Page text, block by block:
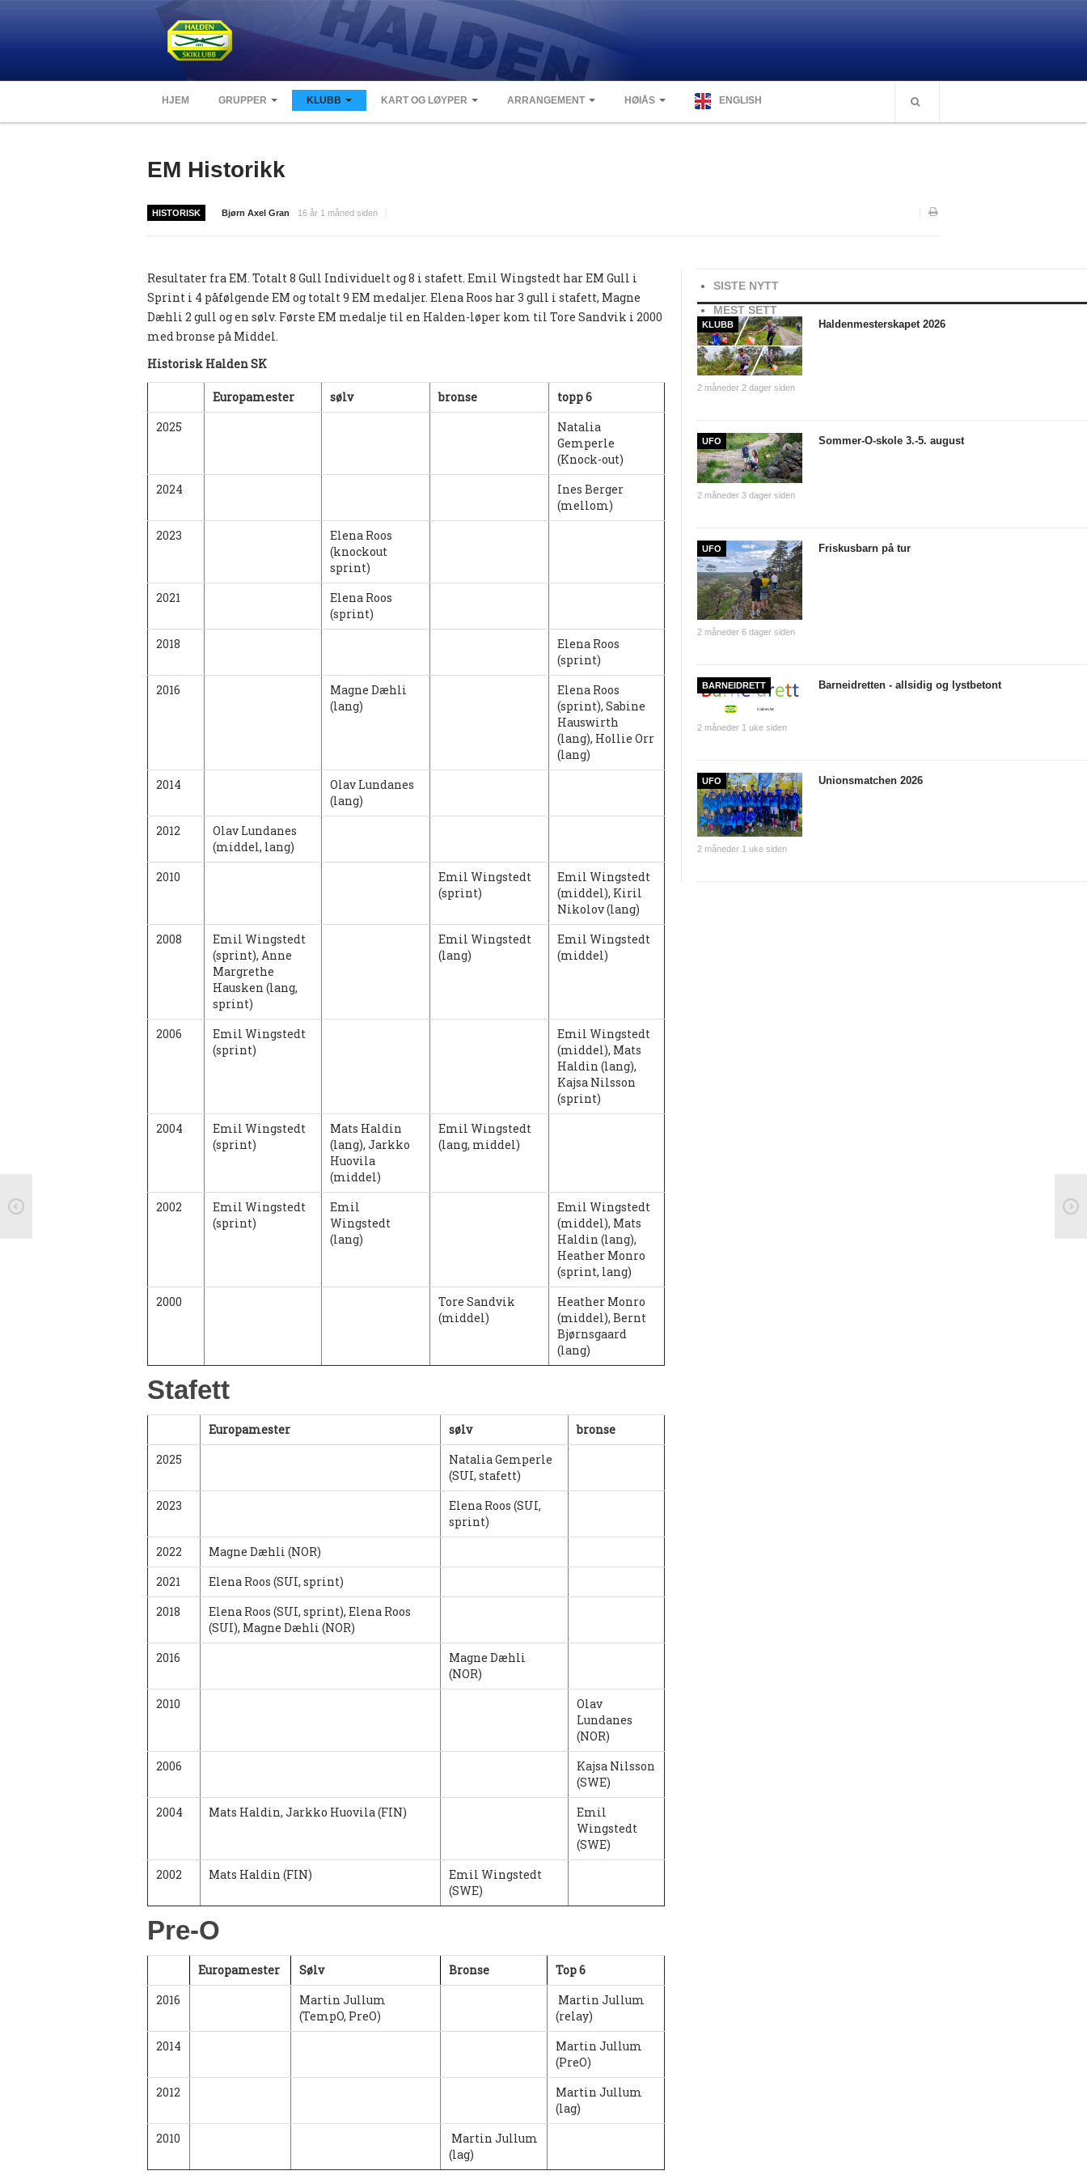
HJEM GRUPPER KLUBB KART OG LØYPER ARRANGEMENT HØIÅS ENGLISH
EM Historikk
HISTORISK Bjørn Axel Gran 16 år 1 måned siden
Resultater fra EM. Totalt 8 Gull Individuelt og 8 i stafett. Emil Wingstedt har EM Gull i
Sprint i 4 påfølgende EM og totalt 9 EM medaljer. Elena Roos har 3 gull i stafett, Magne
Dæhli 2 gull og en sølv. Første EM medalje til en Halden-løper kom til Tore Sandvik i 2000
med bronse på Middel.
Historisk Halden SK
Europamester sølv bronse
topp 6
2025
Natalia
Gemperle
(Knock-out)
2024
Ines Berger
(mellom)
2023
Elena Roos
(knockout
sprint)
2021
Elena Roos
(sprint)
2018
Elena Roos
(sprint)
2016
Magne Dæhli
(lang)
Elena Roos
(sprint), Sabine
Hauswirth
(lang), Hollie Orr
(lang)
2014
Olav Lundanes
(lang)
2012
Olav Lundanes
(middel, lang)
2010
Emil Wingstedt
(sprint)
Emil Wingstedt
(middel), Kiril
Nikolov (lang)
2008
Emil Wingstedt
(sprint), Anne
Margrethe
Hausken (lang,
sprint)
Emil Wingstedt
(lang)
Emil Wingstedt
(middel)
2006
Emil Wingstedt
(sprint)
Emil Wingstedt
(middel), Mats
Haldin (lang),
Kajsa Nilsson
(sprint)
2004
Emil Wingstedt
(sprint)
Mats Haldin
(lang), Jarkko
Huovila
(middel)
Emil Wingstedt
(lang, middel)
2002
Emil Wingstedt
(sprint)
Emil
Wingstedt
(lang)
Emil Wingstedt
(middel), Mats
Haldin (lang),
Heather Monro
(sprint, lang)
2000
Tore Sandvik
(middel)
Heather Monro
(middel), Bernt
Bjørnsgaard
(lang)
Stafett
Europamester sølv
bronse
2025
Natalia Gemperle
(SUI, stafett)
2023
Elena Roos (SUI,
sprint)
2022
Magne Dæhli (NOR)
2021
Elena Roos (SUI, sprint)
2018
Elena Roos (SUI, sprint), Elena Roos
(SUI), Magne Dæhli (NOR)
2016
Magne Dæhli
(NOR)
2010
Olav
Lundanes
(NOR)
2006
Kajsa Nilsson
(SWE)
2004
Mats Haldin, Jarkko Huovila (FIN)
Emil
Wingstedt
(SWE)
2002
Mats Haldin (FIN)
Emil Wingstedt
(SWE)
Pre-O
Europamester Sølv Bronse
Top 6
2016
Martin Jullum
(TempO, PreO)
Martin Jullum
(relay)
2014
Martin Jullum
(PreO)
2012
Martin Jullum
(lag)
2010
Martin Jullum
(lag)
SISTE NYTT
MEST SETT
KLUBB
2 måneder 2 dager siden
Haldenmesterskapet 2026
UFO
2 måneder 3 dager siden
Sommer-O-skole 3.-5. august
UFO
2 måneder 6 dager siden
Friskusbarn på tur
BARNEIDRETT
2 måneder 1 uke siden
Barneidretten - allsidig og lystbetont
UFO
2 måneder 1 uke siden
Unionsmatchen 2026